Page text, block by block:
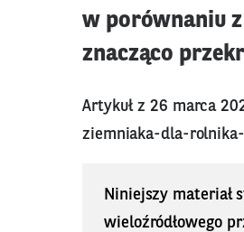
w porównaniu
znacząco
Artykuł z 26 marca
ziemniaka-dla-
Niniejszy materiał
wieloźródłowego